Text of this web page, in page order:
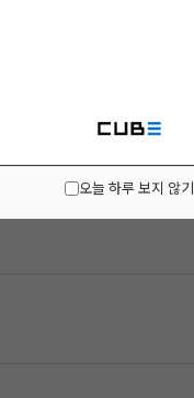
오늘 하루 보지 않기